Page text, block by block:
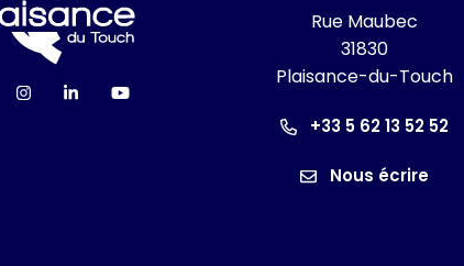
vers le compte Facebook
Lien vers le compte Instagram
Lien vers le compte Linkedin
Lien vers la chaîne Youtube
Rue Maubec
31830
Plaisance-du-Touch
+33 5 62 13 52 52
Nous écrire